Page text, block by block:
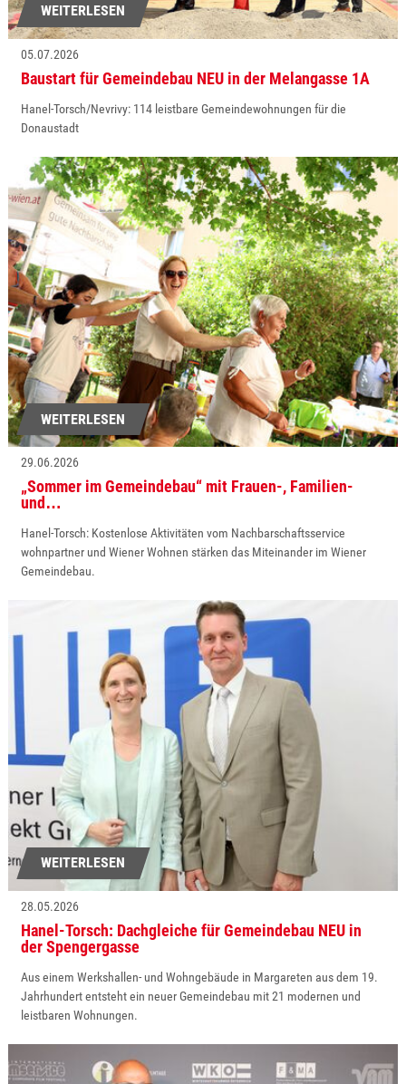
WEITERLESEN
05.07.2026
Baustart für Gemeindebau NEU in der Melangasse 1A
Hanel-Torsch/Nevrivy: 114 leistbare Gemeindewohnungen für die
Donaustadt
WEITERLESEN
29.06.2026
„Sommer im Gemeindebau“ mit Frauen-, Familien-
und…
Hanel-Torsch: Kostenlose Aktivitäten vom Nachbarschaftsservice
wohnpartner und Wiener Wohnen stärken das Miteinander im Wiener
Gemeindebau.
WEITERLESEN
28.05.2026
Hanel-Torsch: Dachgleiche für Gemeindebau NEU in
der Spengergasse
Aus einem Werkshallen- und Wohngebäude in Margareten aus dem 19.
Jahrhundert entsteht ein neuer Gemeindebau mit 21 modernen und
leistbaren Wohnungen.